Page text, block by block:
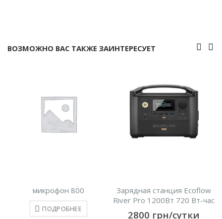
ВОЗМОЖНО ВАС ТАКЖЕ ЗАИНТЕРЕСУЕТ
микрофон 800
ПОДРОБНЕЕ
Зарядная станция Ecoflow
River Pro 1200Вт 720 Вт-час
2800 грн/сутки